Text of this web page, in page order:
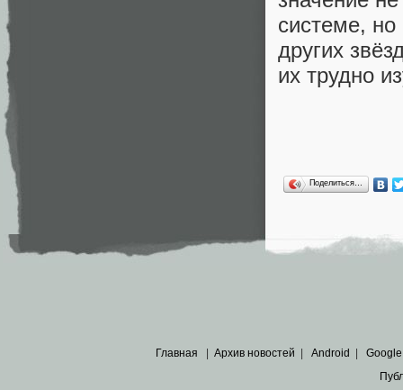
системе,
других
их трудно
Поделиться…
Главная | Архив новостей | Android | Google